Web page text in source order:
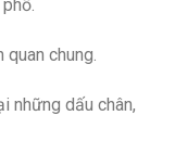
quan chung.
những dấu chân,